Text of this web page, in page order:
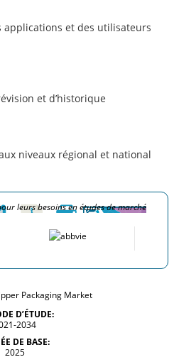
applications et des utilisateurs
et d’historique
niveaux régional et national
leurs besoins en études de marché
D’ÉTUDE:
2034
DE BASE:
2025